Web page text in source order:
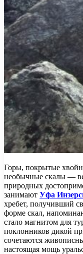
Горы, покрытые
необычные скалы —
природных
занимают Уфа
хребет, получивший
форме скал,
стало магнитом для
поклонников дикой
сочетаются
настоящая мощь